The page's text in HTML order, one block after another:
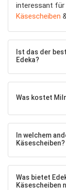
interessant für
Käsescheiben
Ist das der
Edeka?
Was kostet
In welchem
Käsescheiben?
Was bietet
Käsescheiben